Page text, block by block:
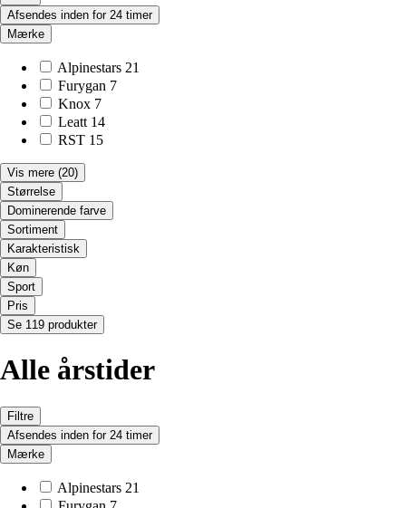
Afsendes inden for 24 timer
Mærke
Alpinestars 21
Furygan 7
Knox 7
Leatt 14
RST 15
Vis mere (20)
Størrelse
Dominerende farve
Sortiment
Karakteristisk
Køn
Sport
Pris
Se 119 produkter
Alle årstider
Filtre
Afsendes inden for 24 timer
Mærke
Alpinestars 21